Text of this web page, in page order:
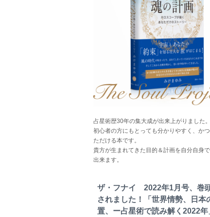
占星術歴30年の集大成が出来上がりました。
初心者の方にもとっても分かりやすく、か
ただける本です。
貴方が生まれてきた目的＆計画を自分自身
出来ます。
ザ・フナイ 2022年1月号、巻
されました！「世界情勢、日本
置、ー占星術で読み解く2022年